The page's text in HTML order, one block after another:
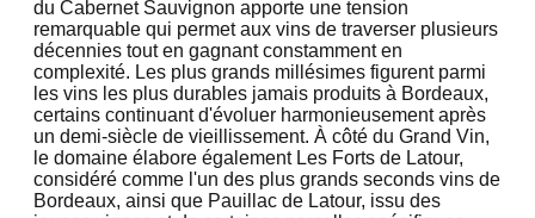
du Cabernet Sauvignon apporte une tension
remarquable qui permet aux vins de traverser plusieurs
décennies tout en gagnant constamment en
complexité. Les plus grands millésimes figurent parmi
les vins les plus durables jamais produits à Bordeaux,
certains continuant d'évoluer harmonieusement après
un demi-siècle de vieillissement. À côté du Grand Vin,
le domaine élabore également Les Forts de Latour,
considéré comme l'un des plus grands seconds vins de
Bordeaux, ainsi que Pauillac de Latour, issu des